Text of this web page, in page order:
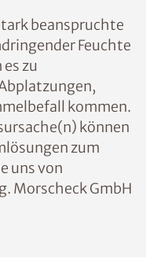
beanspruchte
Feuchte
zu
kommen.
können
zum
uns von
Morscheck GmbH